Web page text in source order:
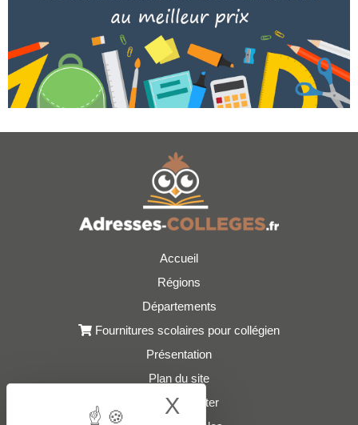
Accueil
Régions
Départements
Fournitures scolaires pour collégien
Présentation
Plan du site
Nous contacter
X Hide cookie